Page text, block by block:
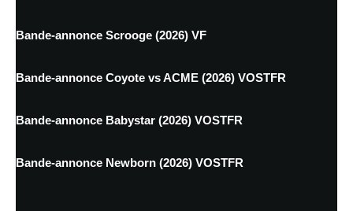
Bande-annonce Scrooge (2026) VF
Bande-annonce Coyote vs ACME (2026) VOSTFR
Bande-annonce Babystar (2026) VOSTFR
Bande-annonce Newborn (2026) VOSTFR